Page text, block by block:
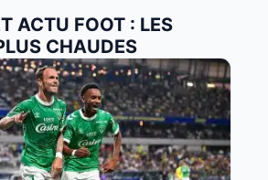
ACTU FOOT : LES
CHAUDES